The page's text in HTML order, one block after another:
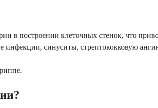
в построении клеточных стенок, что
инфекции, синуситы, стрептококковую